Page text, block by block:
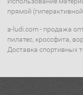
прямой
a-ludi.com - продажа
пилатес, кроссфита,
Доставка спортивных